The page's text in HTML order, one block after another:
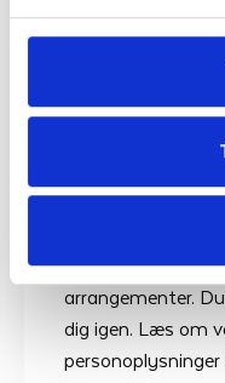
mig via e-mail
om nye produkter
arrangementer.
dig igen. Læs om